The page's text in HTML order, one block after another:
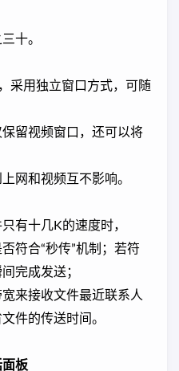
十。
采用独立窗口方式，可随
留视频窗口，还可以将
网和视频互不影响。
有十几K的速度时，
符合“秒传”机制；若符
完成发送；
来接收文件最近联系人
件的传送时间。
面板